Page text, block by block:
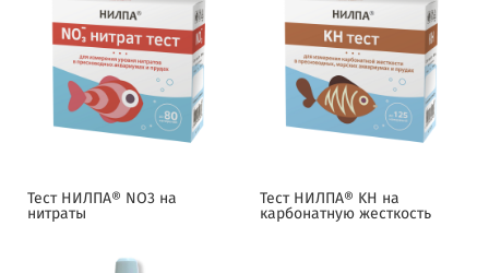
Тест НИЛПА® NO3 на
нитраты
Тест НИЛПА® KH на
карбонатную жесткость